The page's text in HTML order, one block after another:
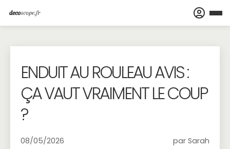
ENDUIT AU ROULEAU AVIS :
ÇA VAUT VRAIMENT LE COUP
?
08/05/2026 par Sarah